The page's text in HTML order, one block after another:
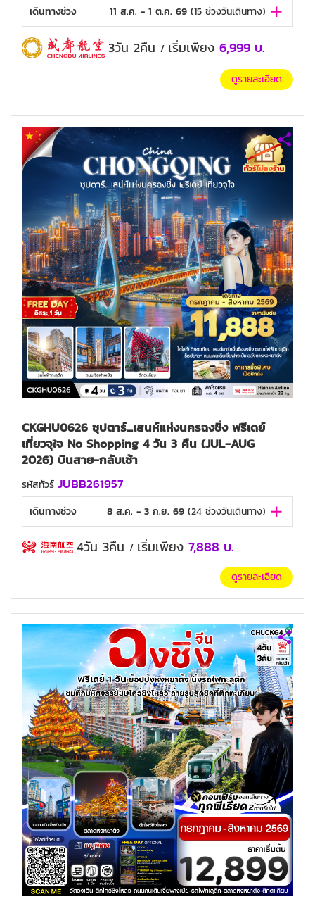
เดินทางช่วง 11 ส.ค. - 1 ต.ค. 69 (15 ช่วงวันเดินทาง)
3วัน 2คืน / เริ่มเพียง 6,999 บ.
ดูรายละเอียด
CKGHU0626 ซุปตาร์...เสนห์แห่งนครฉงชิ่ง ฟรีเดย์
เที่ยวจุใจ No Shopping 4 วัน 3 คืน (JUL-AUG
2026) บินสาย-กลับเช้า
รหัสทัวร์ JUBB261957
เดินทางช่วง 8 ส.ค. - 3 ก.ย. 69 (24 ช่วงวันเดินทาง)
4วัน 3คืน / เริ่มเพียง 7,888 บ.
ดูรายละเอียด